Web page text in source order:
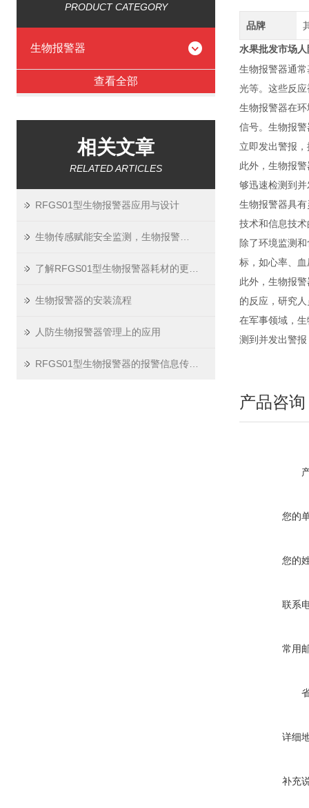
PRODUCT CATEGORY
生物报警器
查看全部
相关文章
RELATED ARTICLES
RFGS01型生物报警器应用与设计
生物报警器的安装流程
人防生物报警器管理上的应用
品牌
水果批发市场人
生物报警器通
光等。这些反
生物报警器在
信号。生物报
立即发出警报
此外，生物报
够迅速检测到
生物报警器具
技术和信息技
除了环境监测
标，如心率、
此外，生物报
的反应，研究
在军事领域，
测到并发出警
产品咨询
您的
您的
联系
常用
详细
补充